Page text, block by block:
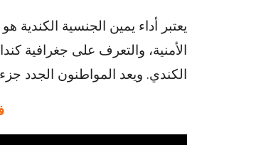
يعتبر أداء يمين الجنسية
الأمنية، والتعرف على جغرافية
الكندي. ويعد المواطنون الجدد